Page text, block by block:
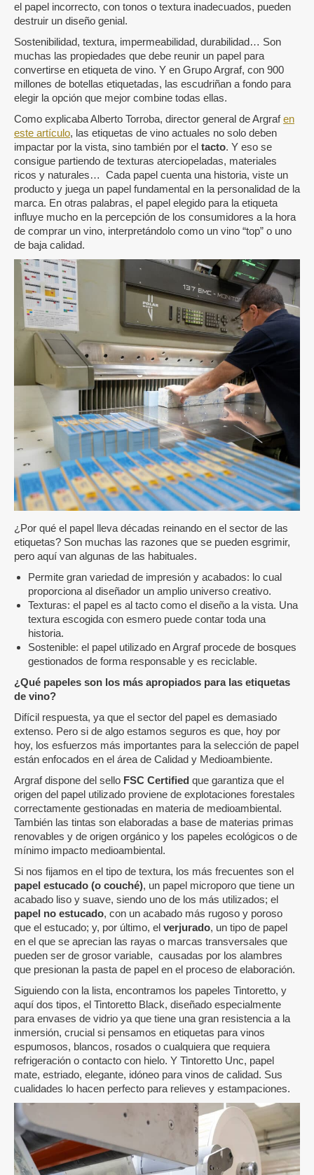
el papel incorrecto, con tonos o textura inadecuados, pueden
destruir un diseño genial.
Sostenibilidad, textura, impermeabilidad, durabilidad… Son
muchas las propiedades que debe reunir un papel para
convertirse en etiqueta de vino. Y en Grupo Argraf, con 900
millones de botellas etiquetadas, las escudriñan a fondo para
elegir la opción que mejor combine todas ellas.
Como explicaba Alberto Torroba, director general de Argrafen
este artículo, las etiquetas de vino actuales no solo deben
impactar por la vista, sino también por el tacto. Y eso se
consigue partiendo de texturas aterciopeladas, materiales
ricos y naturales… Cada papel cuenta una historia, viste un
producto y juega un papel fundamental en la personalidad de la
marca. En otras palabras, el papel elegido para la etiqueta
influye mucho en la percepción de los consumidores a la hora
de comprar un vino, interpretándolo como un vino “top” o uno
de baja calidad.
¿Por qué el papel lleva décadas reinando en el sector de las
etiquetas? Son muchas las razones que se pueden esgrimir,
pero aquí van algunas de las habituales.
Permite gran variedad de impresión y acabados: lo cual
proporciona al diseñador un amplio universo creativo.
Texturas: el papel es al tacto como el diseño a la vista. Una
textura escogida con esmero puede contar toda una
historia.
Sostenible: el papel utilizado en Argraf procede de bosques
gestionados de forma responsable y es reciclable.
¿Qué papeles son los más apropiados para las etiquetas
de vino?
Difícil respuesta, ya que el sector del papel es demasiado
extenso. Pero si de algo estamos seguros es que, hoy por
hoy, los esfuerzos más importantes para la selección de papel
están enfocados en el área de Calidad y Medioambiente.
Argraf dispone del sello FSC Certified que garantiza que el
origen del papel utilizado proviene de explotaciones forestales
correctamente gestionadas en materia de medioambiental.
También las tintas son elaboradas a base de materias primas
renovables y de origen orgánico y los papeles ecológicos o de
mínimo impacto medioambiental.
Si nos fijamos en el tipo de textura, los más frecuentes son el
papel estucado (o couché), un papel microporo que tiene un
acabado liso y suave, siendo uno de los más utilizados; el
papel no estucado, con un acabado más rugoso y poroso
que el estucado; y, por último, el verjurado, un tipo de papel
en el que se aprecian las rayas o marcas transversales que
pueden ser de grosor variable, causadas por los alambres
que presionan la pasta de papel en el proceso de elaboración.
Siguiendo con la lista, encontramos los papeles Tintoretto, y
aquí dos tipos, el Tintoretto Black, diseñado especialmente
para envases de vidrio ya que tiene una gran resistencia a la
inmersión, crucial si pensamos en etiquetas para vinos
espumosos, blancos, rosados o cualquiera que requiera
refrigeración o contacto con hielo. Y Tintoretto Unc, papel
mate, estriado, elegante, idóneo para vinos de calidad. Sus
cualidades lo hacen perfecto para relieves y estampaciones.